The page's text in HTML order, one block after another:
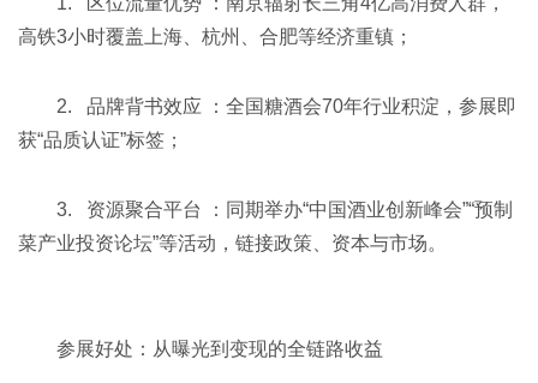
高铁3小时覆盖上海、杭州、合肥等经济重镇；
2. 品牌背书效应 ：全国糖酒会70年行业积淀，参展即
获“品质认证”标签；
3. 资源聚合平台 ：同期举办“中国酒业创新峰会”“预制
菜产业投资论坛”等活动，链接政策、资本与市场。
参展好处：从曝光到变现的全链路收益